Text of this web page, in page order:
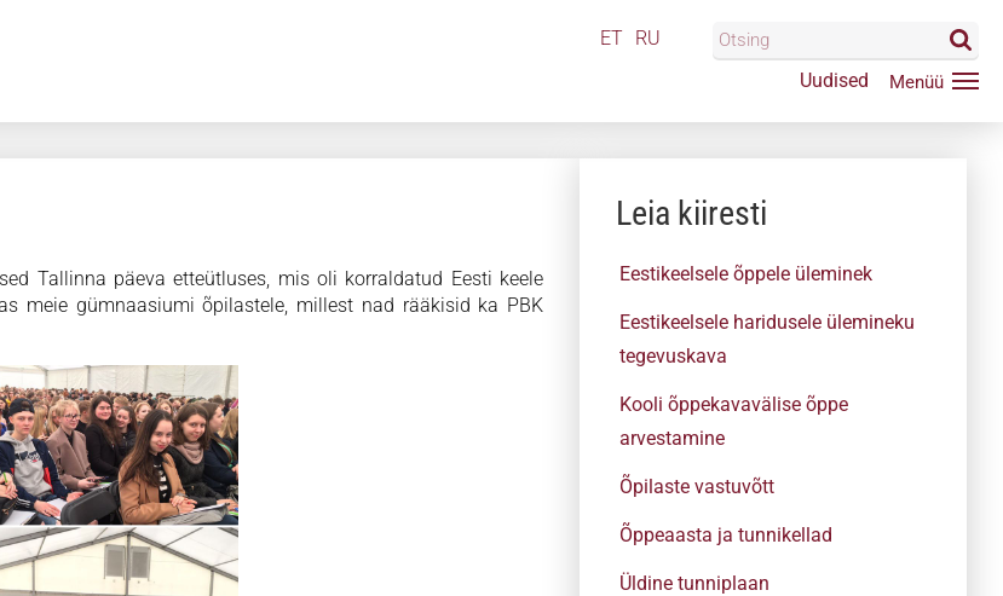
ET RU
Uudised
Tallinna päeva etteütluses, mis oli korraldatud Eesti keele
meie gümnaasiumi õpilastele, millest nad rääkisid ka PBK
Leia kiiresti
Eestikeelsele õppele üleminek
Eestikeelsele haridusele ülemineku
tegevuskava
Kooli õppekavavälise õppe
arvestamine
Õpilaste vastuvõtt
Õppeaasta ja tunnikellad
Üldine tunniplaan